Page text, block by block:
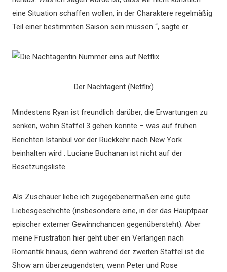
eine Situation schaffen wollen, in der Charaktere regelmäßig
Teil einer bestimmten Saison sein müssen “, sagte er.
Der Nachtagent (Netflix)
Mindestens Ryan ist freundlich darüber, die Erwartungen zu
senken, wohin Staffel 3 gehen könnte – was auf frühen
Berichten Istanbul vor der Rückkehr nach New York
beinhalten wird . Luciane Buchanan ist nicht auf der
Besetzungsliste.
Als Zuschauer liebe ich zugegebenermaßen eine gute
Liebesgeschichte (insbesondere eine, in der das Hauptpaar
epischer externer Gewinnchancen gegenübersteht). Aber
meine Frustration hier geht über ein Verlangen nach
Romantik hinaus, denn während der zweiten Staffel ist die
Show am überzeugendsten, wenn Peter und Rose